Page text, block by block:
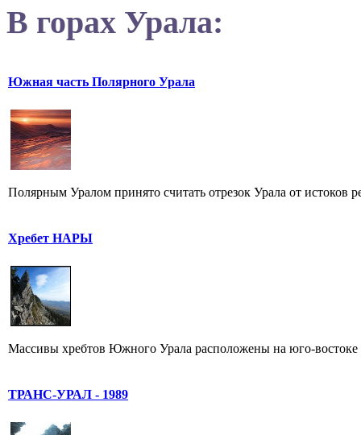
В горах Урала:
Южная часть Полярного Урала
Полярным Уралом принято считать отрезок Урала от истоков
Хребет НАРЫ
Массивы хребтов Южного Урала расположены на юго-востоке
ТРАНС-УРАЛ - 1989